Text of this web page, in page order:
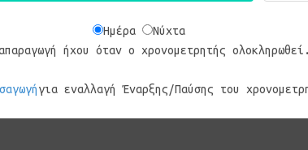
Ημέρα
Νύχτα
ήχου όταν ο χρονομετρητής ολοκληρωθεί.
για εναλλαγή Έναρξης/Παύσης του